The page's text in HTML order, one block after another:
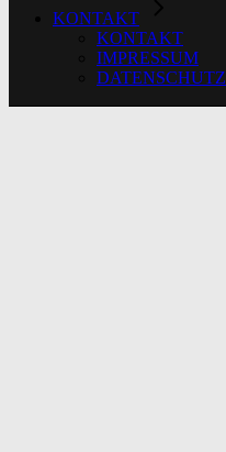
KONTAKT
KONTAKT
IMPRESSUM
DATENSCHUTZ